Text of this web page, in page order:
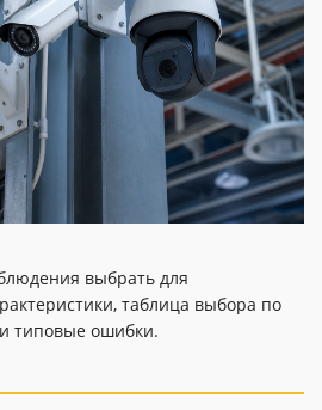
выбрать для
таблица выбора по
типовые ошибки.